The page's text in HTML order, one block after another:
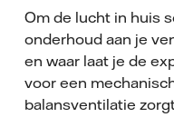
Om de lucht in huis
onderhoud aan je
en waar laat je de
voor een
balansventilatie